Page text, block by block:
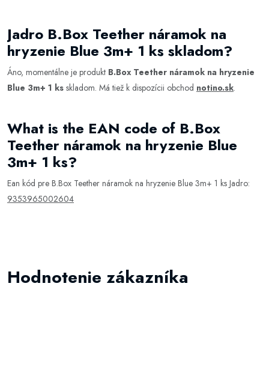
Jadro B.Box Teether náramok na
hryzenie Blue 3m+ 1 ks skladom?
Áno, momentálne je produkt B.Box Teether náramok na hryzenie
Blue 3m+ 1 ks skladom. Má tiež k dispozícii obchod notino.sk.
What is the EAN code of B.Box
Teether náramok na hryzenie Blue
3m+ 1 ks?
Ean kód pre B.Box Teether náramok na hryzenie Blue 3m+ 1 ks Jadro:
9353965002604
Hodnotenie zákazníka